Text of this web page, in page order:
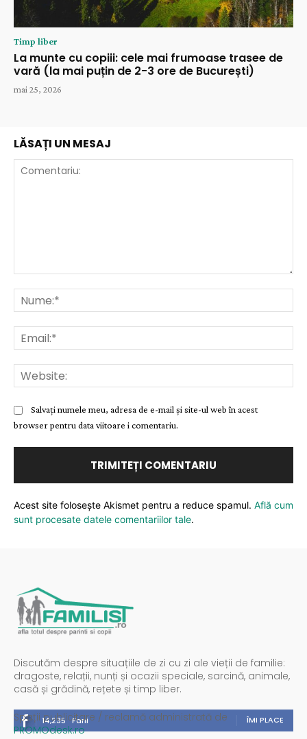
Timp liber
La munte cu copiii: cele mai frumoase trasee de
vară (la mai puțin de 2-3 ore de București)
mai 25, 2026
LĂSAȚI UN MESAJ
Salvați numele meu, adresa de e-mail și site-ul web în acest
browser pentru data viitoare i comentariu.
Acest site folosește Akismet pentru a reduce spamul. Află cum
sunt procesate datele comentariilor tale.
Discutăm despre situațiile de zi cu zi ale vieții de familie:
dragoste, relații, nunți și ocazii speciale, sarcină, animale,
casă și grădină, rețete și timp liber.
14,235 Fani ÎMI PLACE
Spații publicitare / reclamă administrată de
PROMOdesk.ro